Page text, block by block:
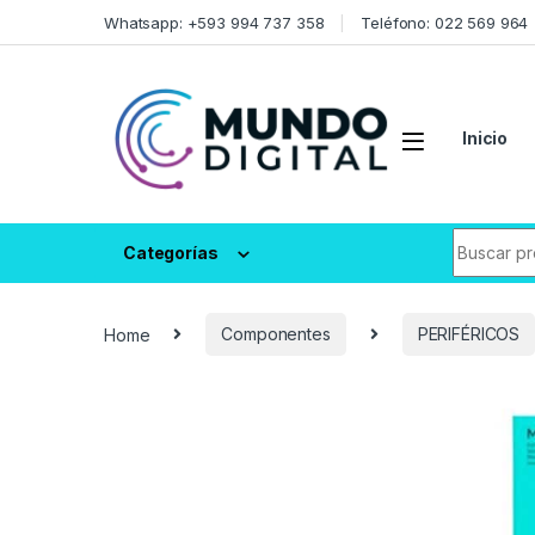
Whatsapp: +593 994 737 358 Teléfono: 022 569 964
Inicio
Categorías
Home Componentes PERIFÉRICOS